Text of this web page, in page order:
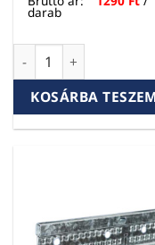
darab
Kazettás
KOSÁRBA